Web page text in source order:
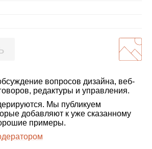
вопросов дизайна, веб-
редактуры и управления.
Мы публикуем
добавляют к уже сказанному
примеры.